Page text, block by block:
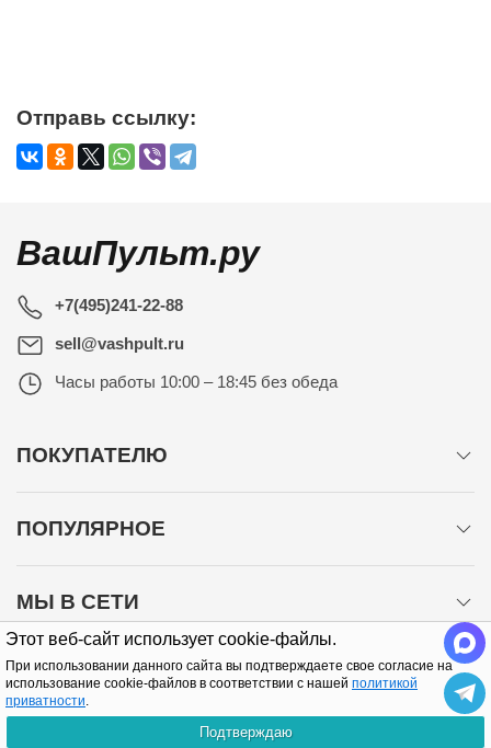
Этот веб-сайт использует cookie-файлы.
При использовании данного сайта вы подтверждаете свое согласие на
использование cookie-файлов в соответствии с нашей политикой
приватности.
Подтверждаю
Отправь ссылку:
ВашПульт.ру
+7(495)241-22-88
sell@vashpult.ru
Часы работы 10:00 – 18:45 без обеда
ПОКУПАТЕЛЮ
ПОПУЛЯРНОЕ
МЫ В СЕТИ